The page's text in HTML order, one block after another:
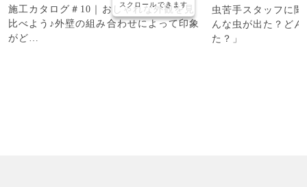
施工カタログ＃10｜おしゃれな外観を見
比べよう♪外壁の組み合わせによって印象
がど…
虫苦手スタッフに
んな虫が出た？ど
た？」
スクロールできます